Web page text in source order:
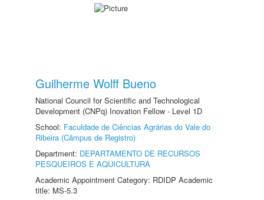
Guilherme Wolff Bueno
National Council for Scientific and Technological
Development (CNPq) Inovation Fellow - Level 1D
School: Faculdade de Ciências Agrárias do Vale do
Ribeira (Câmpus de Registro)
Department: DEPARTAMENTO DE RECURSOS
PESQUEIROS E AQUICULTURA
Academic Appointment Category: RDIDP Academic
title: MS-5.3